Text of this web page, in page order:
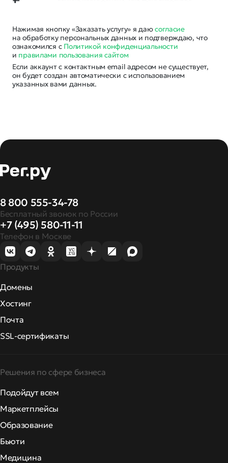
Нажимая кнопку «Заказать услугу» я даюсогласие
на обработку персональных данных и подтверждаю, что
ознакомился с Политикой конфиденциальности
и правилами пользования сайтом
Если аккаунт с контактным email адресом не существует,
он будет создан автоматически с использованием
указанных вами данных.
8 800 555-34-78
Бесплатный звонок по России
+7 (495) 580-11-11
Телефон в Москве
Продукты
Домены
Хостинг
Почта
SSL-сертификаты
Решения по сфере бизнеса
Подойдут всем
Маркетплейсы
Образование
Бьюти
Медицина